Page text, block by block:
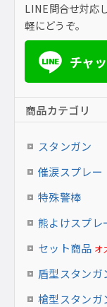
LINE問合せ対応
軽にどうぞ。
LINE チャ
商品カテゴリ
スタンガン
催涙スプレー
特殊警棒
熊よけスプレ
セット商品 オ
盾型スタンガ
槍型スタンガ